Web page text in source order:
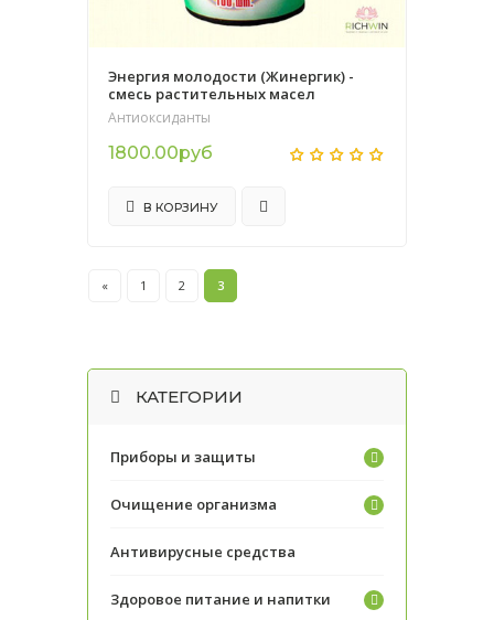
Энергия молодости (Жинергик) -
смесь растительных масел
Антиоксиданты
1800.00руб
В КОРЗИНУ
« 1 2 3
КАТЕГОРИИ
Приборы и защиты
Очищение организма
Антивирусные средства
Здоровое питание и напитки